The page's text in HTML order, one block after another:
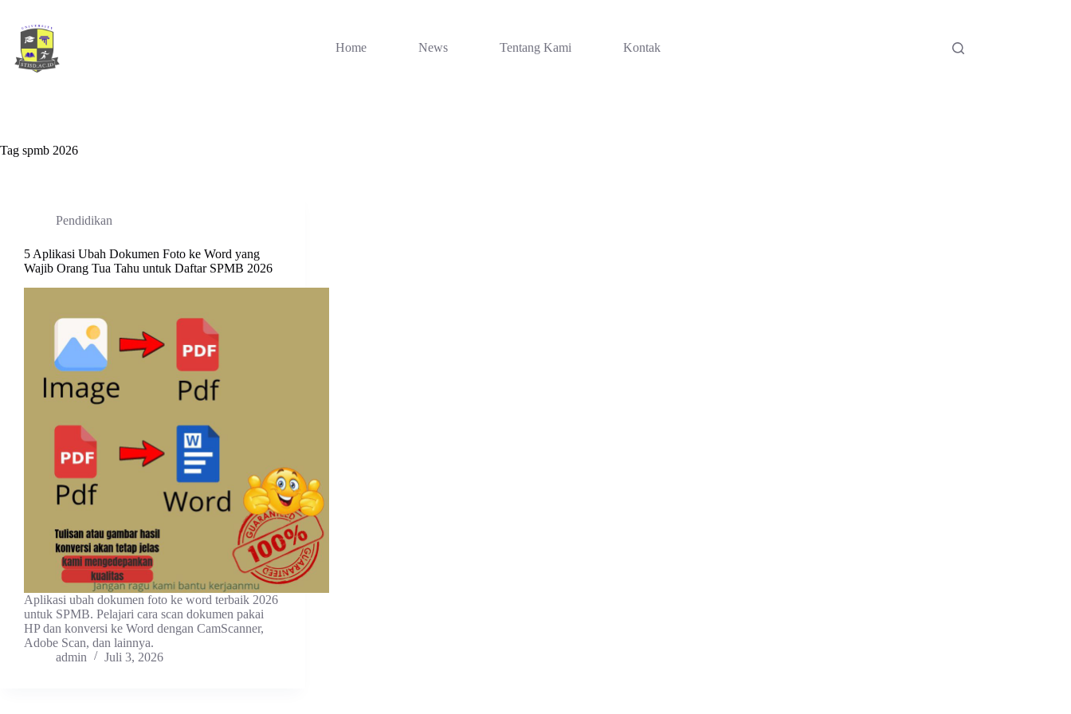
content
Home
News Tentang Kami Kontak
Tag spmb 2026
Pendidikan
5 Aplikasi Ubah Dokumen Foto ke Word yang
Wajib Orang Tua Tahu untuk Daftar SPMB 2026
Aplikasi ubah dokumen foto ke word terbaik 2026
untuk SPMB. Pelajari cara scan dokumen pakai
HP dan konversi ke Word dengan CamScanner,
Adobe Scan, dan lainnya.
admin
Juli 3, 2026